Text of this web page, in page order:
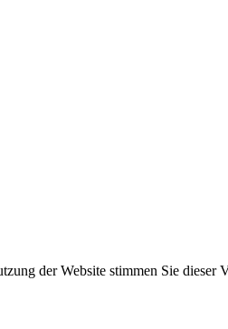
der Website stimmen Sie